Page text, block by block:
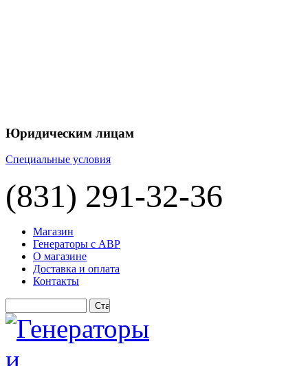
Юридическим лицам
Специальные условия
(831) 291-32-36
Магазин
Генераторы с АВР
О магазине
Доставка и оплата
Контакты